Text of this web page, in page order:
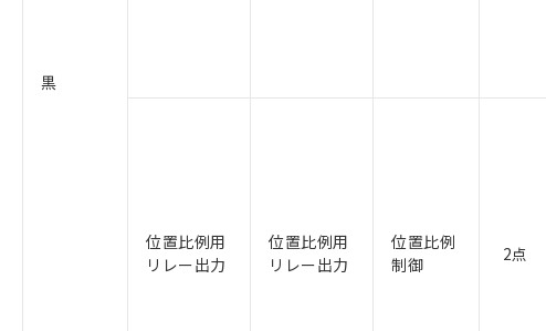
黒
位置比例用
リレー出力
位置比例用
リレー出力
位置比例
制御
2点